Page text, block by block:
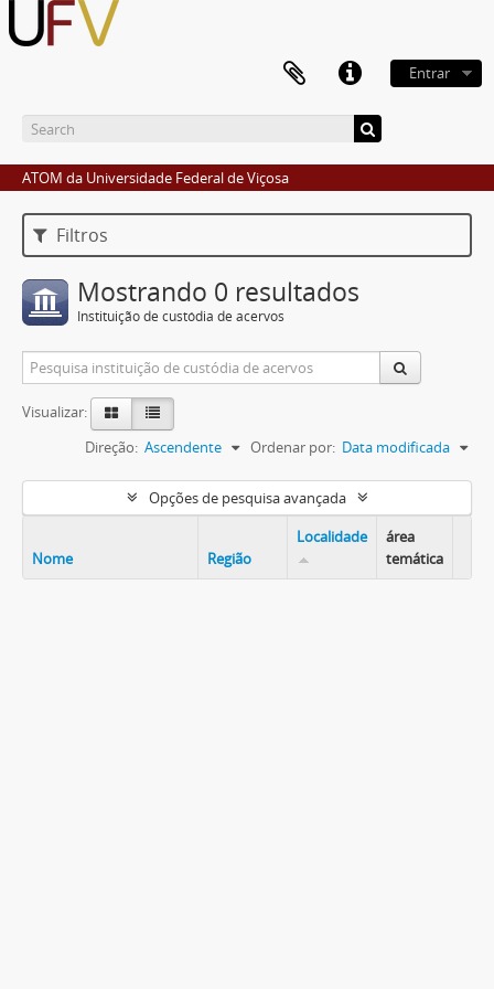
Entrar
ATOM da Universidade Federal de Viçosa
Filtros
Mostrando 0 resultados
Instituição de custódia de acervos
Visualizar:
Ordenar por: Data modificada
Direção: Ascendente
Opções de pesquisa avançada
Nome Região
Localidade
área
temática